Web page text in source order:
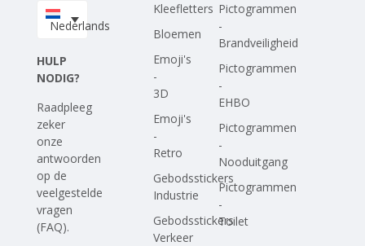
Upload je eigen ontwerp
Nederlands
HULP
NODIG?
Raadpleeg
zeker
onze
antwoorden
op de
veelgestelde
vragen
(FAQ).
Kleefletters
Bloemen
Emoji's
-
3D
Emoji's
-
Retro
Gebodsstickers
Industrie
Gebodsstickers
Verkeer
Pictogrammen
-
Brandveiligheid
Pictogrammen
-
EHBO
Pictogrammen
-
Nooduitgang
Pictogrammen
-
Toilet